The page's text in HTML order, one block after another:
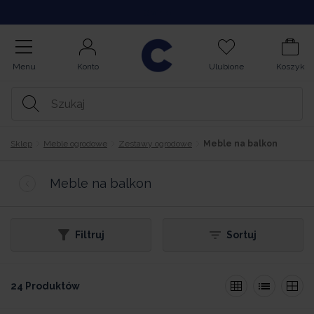
Menu Konto Ulubione Koszyk
Sklep Meble ogrodowe Zestawy ogrodowe Meble na balkon
Meble na balkon
Filtruj Sortuj
24 Produktów